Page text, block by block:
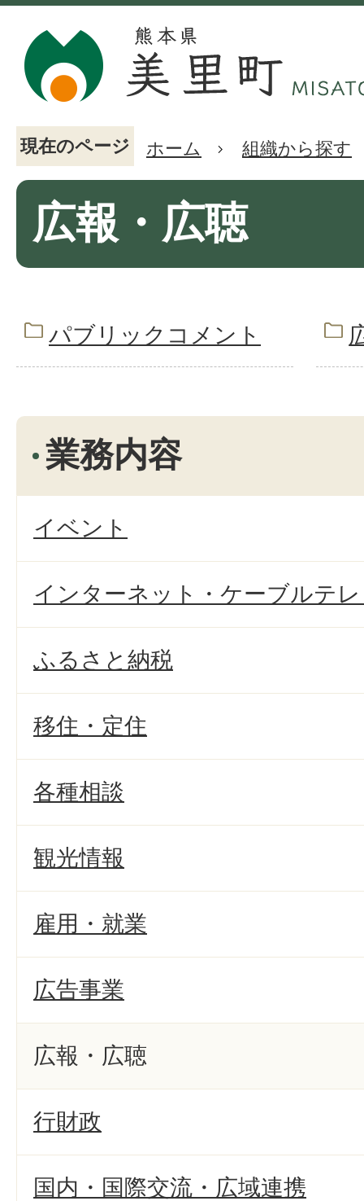
現在のページ ホーム 組織から探す
広報・広聴
パブリックコメント
業務内容
イベント
インターネット・ケーブルテ
ふるさと納税
移住・定住
各種相談
観光情報
雇用・就業
広告事業
広報・広聴
行財政
国内・国際交流・広域連携